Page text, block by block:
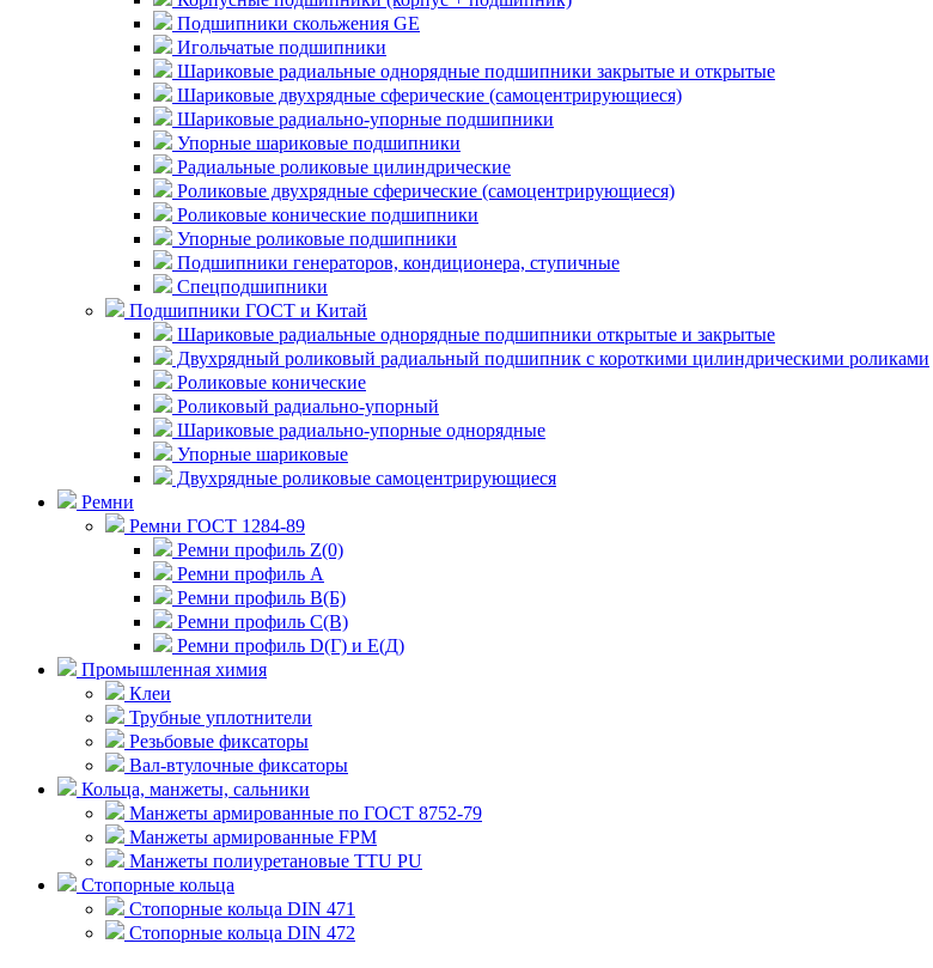
Подшипники скольжения GE
Игольчатые подшипники
Шариковые радиальные однорядные подшипники закрытые и открытые
Шариковые двухрядные сферические (самоцентрирующиеся)
Шариковые радиально-упорные подшипники
Упорные шариковые подшипники
Радиальные роликовые цилиндрические
Роликовые двухрядные сферические (самоцентрирующиеся)
Роликовые конические подшипники
Упорные роликовые подшипники
Подшипники генераторов, кондиционера, ступичные
Спецподшипники
Подшипники ГОСТ и Китай
Шариковые радиальные однорядные подшипники открытые и закрытые
Двухрядный роликовый радиальный подшипник с короткими цилиндрическими роликами
Роликовые конические
Роликовый радиально-упорный
Шариковые радиально-упорные однорядные
Упорные шариковые
Двухрядные роликовые самоцентрирующиеся
Ремни
Ремни ГОСТ 1284-89
Ремни профиль Z(0)
Ремни профиль А
Ремни профиль В(Б)
Ремни профиль С(В)
Ремни профиль D(Г) и E(Д)
Промышленная химия
Клеи
Трубные уплотнители
Резьбовые фиксаторы
Вал-втулочные фиксаторы
Кольца, манжеты, сальники
Манжеты армированные по ГОСТ 8752-79
Манжеты армированные FPM
Манжеты полиуретановые TTU PU
Стопорные кольца
Стопорные кольца DIN 471
Стопорные кольца DIN 472